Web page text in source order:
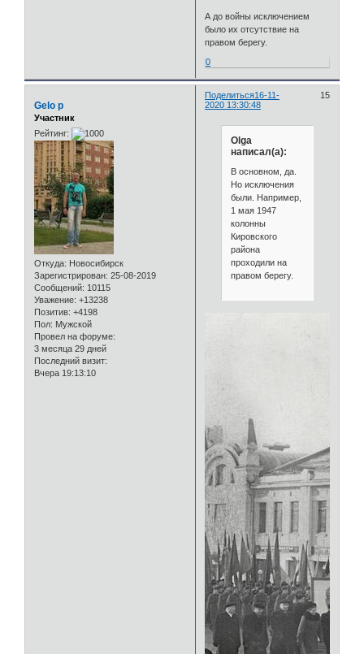
А до войны исключением
было их отсутствие на
правом берегу.
0
Поделиться 15
16-11-
2020 13:30:48
Gelo p
Участник
Рейтинг:
Откуда: Новосибирск
Зарегистрирован: 25-08-2019
Сообщений: 10115
Уважение: +13238
Позитив: +4198
Пол: Мужской
Провел на форуме:
3 месяца 29 дней
Последний визит:
Вчера 19:13:10
Olga
написал(а):
В основном, да.
Но исключения
были. Например,
1 мая 1947
колонны
Кировского
района
проходили на
правом берегу.